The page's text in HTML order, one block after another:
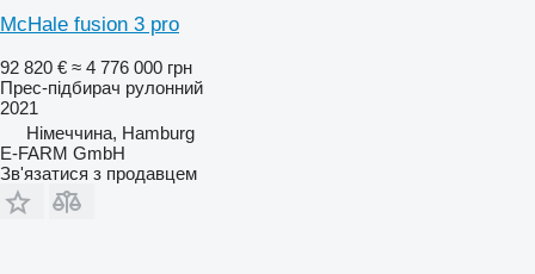
McHale fusion 3 pro
92 820 € ≈ 4 776 000 грн
Прес-підбирач рулонний
2021
Німеччина, Hamburg
E-FARM GmbH
Зв'язатися з продавцем